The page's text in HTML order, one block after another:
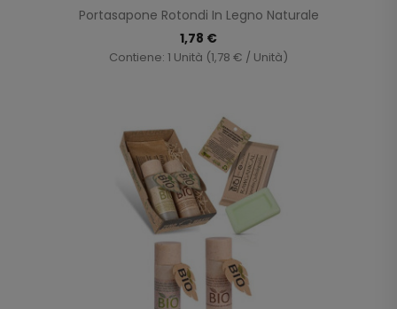
Portasapone Rotondi In Legno Naturale
1,78 €
Contiene: 1 Unità (1,78 € / Unità)